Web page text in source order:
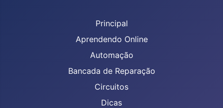
Principal
Aprendendo Online
Automação
Bancada de Reparação
Circuitos
Dicas